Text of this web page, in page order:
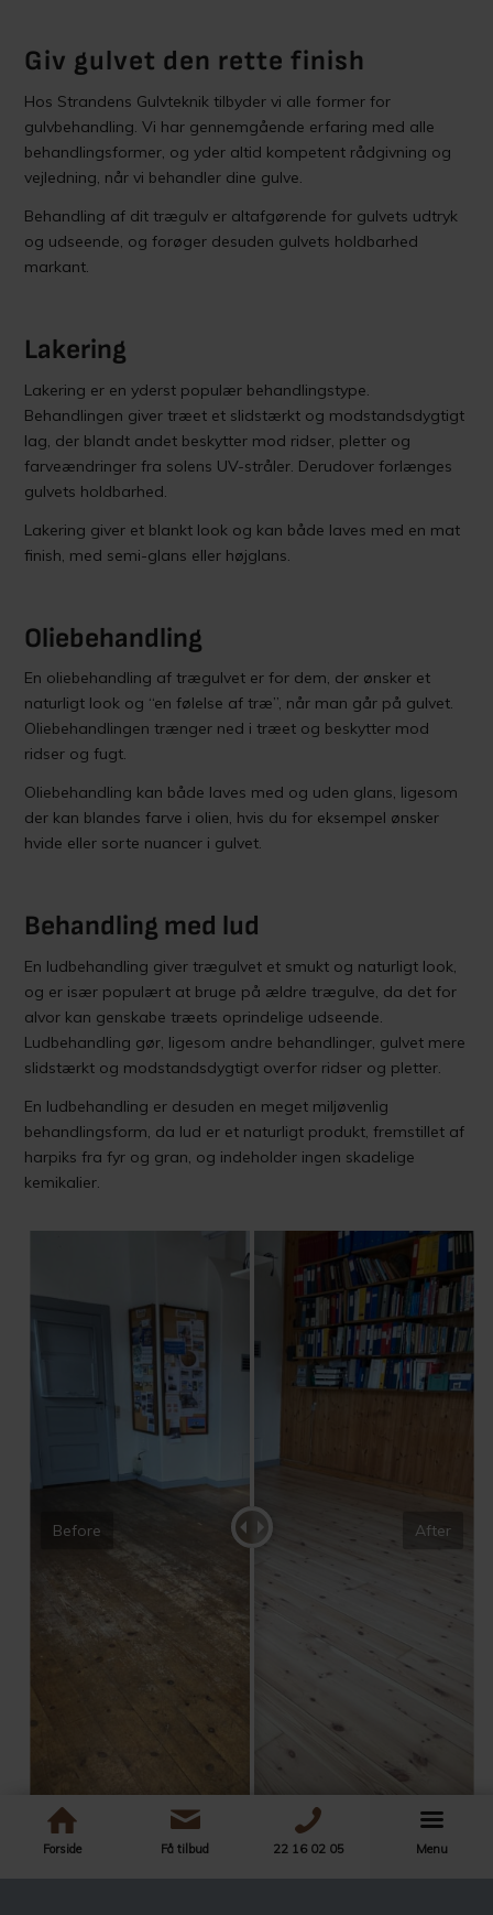
Giv gulvet den rette finish
Hos Strandens Gulvteknik tilbyder vi alle former for
gulvbehandling. Vi har gennemgående erfaring med alle
behandlingsformer, og yder altid kompetent rådgivning og
vejledning, når vi behandler dine gulve.
Behandling af dit trægulv er altafgørende for gulvets udtryk
og udseende, og forøger desuden gulvets holdbarhed
markant.
Lakering
Lakering er en yderst populær behandlingstype.
Behandlingen giver træet et slidstærkt og modstandsdygtigt
lag, der blandt andet beskytter mod ridser, pletter og
farveændringer fra solens UV-stråler. Derudover forlænges
gulvets holdbarhed.
Lakering giver et blankt look og kan både laves med en mat
finish, med semi-glans eller højglans.
Oliebehandling
En oliebehandling af trægulvet er for dem, der ønsker et
naturligt look og “en følelse af træ”, når man går på gulvet.
Oliebehandlingen trænger ned i træet og beskytter mod
ridser og fugt.
Oliebehandling kan både laves med og uden glans, ligesom
der kan blandes farve i olien, hvis du for eksempel ønsker
hvide eller sorte nuancer i gulvet.
Behandling med lud
En ludbehandling giver trægulvet et smukt og naturligt look,
og er især populært at bruge på ældre trægulve, da det for
alvor kan genskabe træets oprindelige udseende.
Ludbehandling gør, ligesom andre behandlinger, gulvet mere
slidstærkt og modstandsdygtigt overfor ridser og pletter.
En ludbehandling er desuden en meget miljøvenlig
behandlingsform, da lud er et naturligt produkt, fremstillet af
harpiks fra fyr og gran, og indeholder ingen skadelige
kemikalier.
Before After
Forside Få tilbud 22 16 02 05 Menu